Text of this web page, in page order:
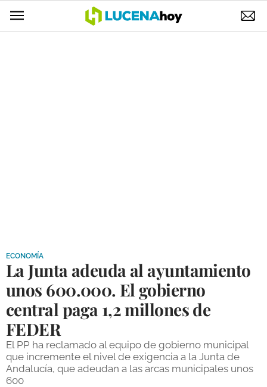
DEPORTES
COMPETICIONES
DEPORTE BASE
OPINIÓN
VENTANA CIUDADANA
ECONOMÍA
La Junta adeuda al ayuntamiento
unos 600.000. El gobierno
central paga 1,2 millones de
FEDER
El PP ha reclamado al equipo de gobierno municipal
que incremente el nivel de exigencia a la Junta de
Andalucía, que adeudan a las arcas municipales unos
600